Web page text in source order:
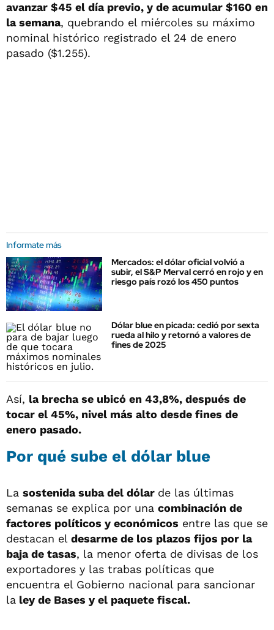
avanzar $45 el día previo, y de acumular $160 en
la semana, quebrando el miércoles su máximo
nominal histórico registrado el 24 de enero
pasado ($1.255).
Informate más
Mercados: el dólar oficial volvió a
subir, el S&P Merval cerró en rojo y en
riesgo país rozó los 450 puntos
Dólar blue en picada: cedió por sexta
rueda al hilo y retornó a valores de
fines de 2025
Así, la brecha se ubicó en 43,8%, después de
tocar el 45%, nivel más alto desde fines de
enero pasado.
Por qué sube el dólar blue
La sostenida suba del dólar de las últimas
semanas se explica por una combinación de
factores políticos y económicos entre las que se
destacan el desarme de los plazos fijos por la
baja de tasas, la menor oferta de divisas de los
exportadores y las trabas políticas que
encuentra el Gobierno nacional para sancionar
la ley de Bases y el paquete fiscal.